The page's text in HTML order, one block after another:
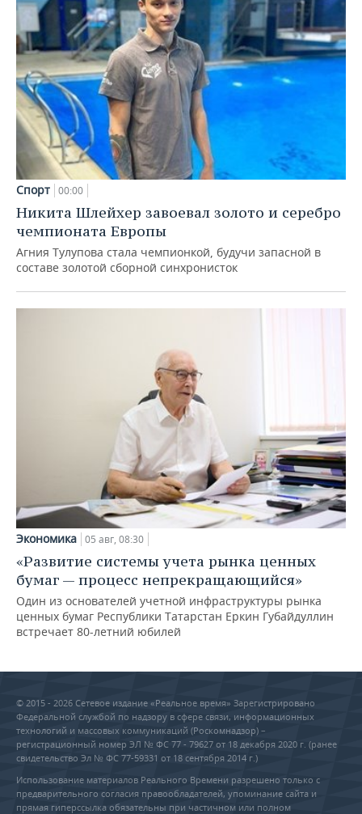
Спорт 00:00
Никита Шлейхер завоевал золото и серебро
чемпионата Европы
Агния Тулупова стала чемпионкой, будучи запасной в
составе золотой сборной синхронисток
Экономика 05 авг, 08:30
«Развитие системы учета рынка ценных
бумаг — процесс непрекращающийся»
Один из основателей учетной инфраструктуры рынка
ценных бумаг Республики Татарстан Еркин Губайдуллин
встречает 80-летний юбилей
© 2015 - 2026 Сетевое издание «Реальное время» Зарегистрировано
Федеральной службой по надзору в сфере связи, информационных
технологий и массовых коммуникаций (Роскомнадзор) –
регистрационный номер ЭЛ № ФС 77 - 79627 от 18 декабря 2020 г. (ранее
свидетельство Эл № ФС 77-59331 от 18 сентября 2014 г.)
Использование материалов Реального Времени разрешено только с
предварительного согласия правообладателей, упоминание сайта и
прямая гиперссылка обязательны при частичном или полном